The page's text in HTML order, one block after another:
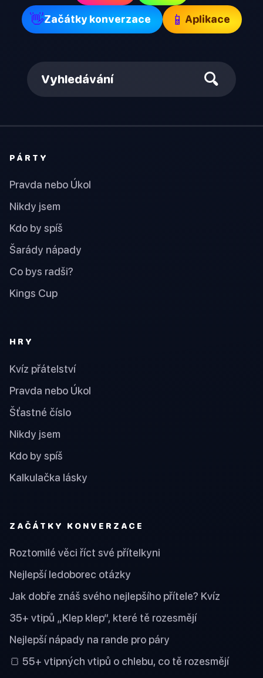
👋Začátky konverzace 📱 Aplikace
Vyhledávání
PÁRTY
Pravda nebo Úkol
Nikdy jsem
Kdo by spíš
Šarády nápady
Co bys radši?
Kings Cup
HRY
Kvíz přátelství
Pravda nebo Úkol
Šťastné číslo
Nikdy jsem
Kdo by spíš
Kalkulačka lásky
ZAČÁTKY KONVERZACE
Roztomilé věci říct své přítelkyni
Nejlepší ledoborec otázky
Jak dobře znáš svého nejlepšího přítele? Kvíz
35+ vtipů „Klep klep“, které tě rozesmějí
Nejlepší nápady na rande pro páry
🍞 55+ vtipných vtipů o chlebu, co tě rozesmějí